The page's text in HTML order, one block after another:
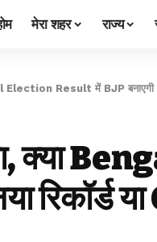
मेरा शहर राज्य
Result में BJP बनाएगी
क्या
रिकॉर्ड